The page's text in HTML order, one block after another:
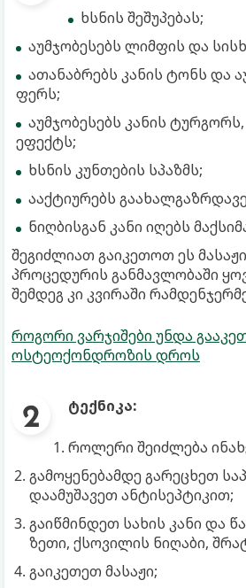
ხსნის შეშუპებას;
აუმჯობესებს ლიმფის და
ათანაბრებს კანის ტონს და
ფერს;
აუმჯობესებს კანის
ეფექტს;
ხსნის კუნთების სპაზმს;
ააქტიურებს
ნიღბისგან კანი იღებს
შეგიძლიათ გაიკეთოთ ეს
პროცედურის განმავლობაში
შემდეგ კი კვირაში
როგორი ვარჯიშები უნდა
ოსტეოქონდროზის დროს
ტექნიკა:
როლერი შეიძლება
გამოყენებამდე გარეცხეთ
დაამუშავეთ ანტისეპტიკით;
გაიწმინდეთ სახის კანი და
ზეთი, ქსოვილის ნიღაბი,
გაიკეთეთ მასაჟი;